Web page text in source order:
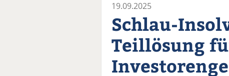
19.09.2025
Schlau-
Teillösung